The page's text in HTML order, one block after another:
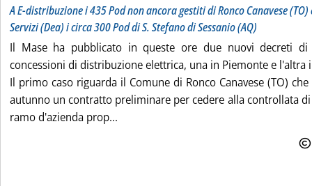
A E-distribuzione i 435 Pod non ancora gestiti di Ronco Canavese (TO)
Servizi (Dea) i circa 300 Pod di S. Stefano di Sessanio (AQ)
Il Mase ha pubblicato in queste ore due nuovi decreti
concessioni di distribuzione elettrica, una in Piemonte e l'altra
Il primo caso riguarda il Comune di Ronco Canavese (TO)
autunno un contratto preliminare per cedere alla controllata
ramo d'azienda prop...